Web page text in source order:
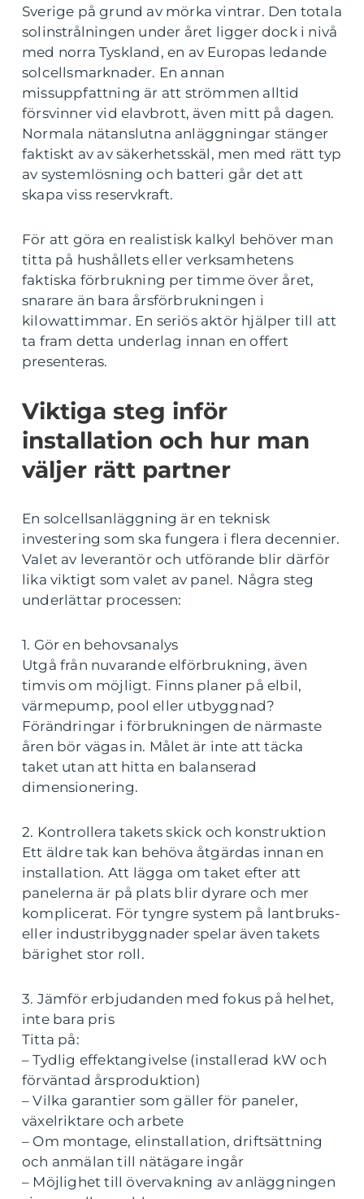
Sverige på grund av mörka vintrar. Den totala
solinstrålningen under året ligger dock i nivå
med norra Tyskland, en av Europas ledande
solcellsmarknader. En annan
missuppfattning är att strömmen alltid
försvinner vid elavbrott, även mitt på dagen.
Normala nätanslutna anläggningar stänger
faktiskt av av säkerhetsskäl, men med rätt typ
av systemlösning och batteri går det att
skapa viss reservkraft.
För att göra en realistisk kalkyl behöver man
titta på hushållets eller verksamhetens
faktiska förbrukning per timme över året,
snarare än bara årsförbrukningen i
kilowattimmar. En seriös aktör hjälper till att
ta fram detta underlag innan en offert
presenteras.
Viktiga steg inför
installation och hur man
väljer rätt partner
En solcellsanläggning är en teknisk
investering som ska fungera i flera decennier.
Valet av leverantör och utförande blir därför
lika viktigt som valet av panel. Några steg
underlättar processen:
1. Gör en behovsanalys
Utgå från nuvarande elförbrukning, även
timvis om möjligt. Finns planer på elbil,
värmepump, pool eller utbyggnad?
Förändringar i förbrukningen de närmaste
åren bör vägas in. Målet är inte att täcka
taket utan att hitta en balanserad
dimensionering.
2. Kontrollera takets skick och konstruktion
Ett äldre tak kan behöva åtgärdas innan en
installation. Att lägga om taket efter att
panelerna är på plats blir dyrare och mer
komplicerat. För tyngre system på lantbruks-
eller industribyggnader spelar även takets
bärighet stor roll.
3. Jämför erbjudanden med fokus på helhet,
inte bara pris
Titta på:
– Tydlig effektangivelse (installerad kW och
förväntad årsproduktion)
– Vilka garantier som gäller för paneler,
växelriktare och arbete
– Om montage, elinstallation, driftsättning
och anmälan till nätägare ingår
– Möjlighet till övervakning av anläggningen